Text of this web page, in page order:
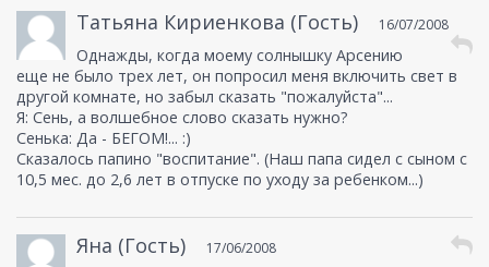
Татьяна Кириенкова (Гость) 16/07/2008
Однажды, когда моему солнышку Арсению
еще не было трех лет, он попросил меня включить свет в
другой комнате, но забыл сказать "пожалуйста"...
Я: Сень, а волшебное слово сказать нужно?
Сенька: Да - БЕГОМ!... :)
Сказалось папино "воспитание". (Наш папа сидел с сыном с
10,5 мес. до 2,6 лет в отпуске по уходу за ребенком...)
Яна (Гость) 17/06/2008